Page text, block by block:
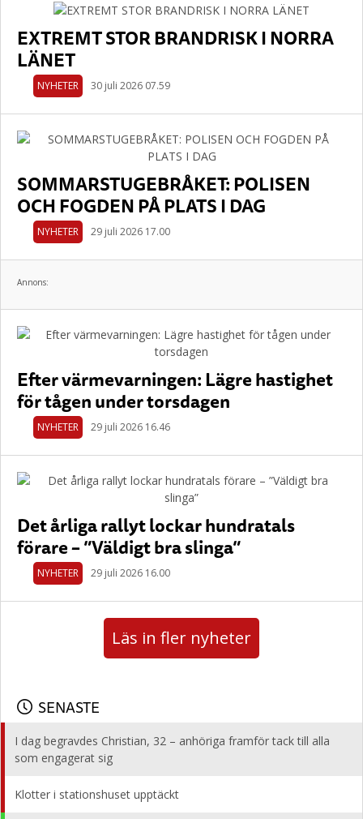
EXTREMT STOR BRANDRISK I NORRA
LÄNET
NYHETER 30 juli 2026 07.59
SOMMARSTUGEBRÅKET: POLISEN
OCH FOGDEN PÅ PLATS I DAG
NYHETER 29 juli 2026 17.00
Annons:
Efter värmevarningen: Lägre hastighet
för tågen under torsdagen
NYHETER 29 juli 2026 16.46
Det årliga rallyt lockar hundratals
förare – ”Väldigt bra slinga”
NYHETER 29 juli 2026 16.00
Läs in fler nyheter
SENASTE
I dag begravdes Christian, 32 – anhöriga framför tack till alla
som engagerat sig
Klotter i stationshuset upptäckt